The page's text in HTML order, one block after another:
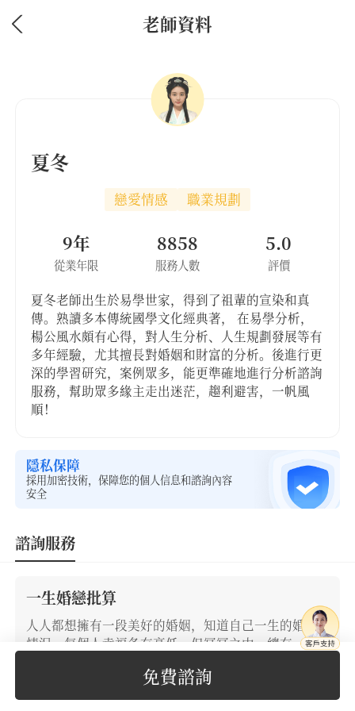
老師資料
夏冬
戀愛情感 職業規劃
從業年限
9年
服務人數
8858
評價
5.0
夏冬老師出生於易學世家，得到了祖輩的宣染和真
傳。熟讀多本傳統國學文化經典著， 在易學分析，
楊公風水頗有心得，對人生分析、人生規劃發展等有
多年經驗，尤其擅長對婚姻和財富的分析。後進行更
深的學習研究，案例眾多，能更準確地進行分析諮詢
服務，幫助眾多緣主走出迷茫，趨利避害，一帆風
順！
隱私保障
採用加密技術，保障您的個人信息和諮詢內容
安全
諮詢服務
一生婚戀批算
人人都想擁有一段美好的婚姻，知道自己一生的婚姻
情況，每個人幸福各有高低，但冥冥之中，總有一個
婚戀軌跡，批算脱單時機、未來對象情況、潛在情感
危機等，為你掃除情感障礙，把握住感情來臨的時
免費諮詢